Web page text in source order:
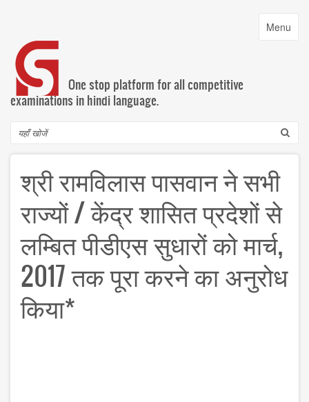
content
Toggle
Menu
One stop platform for all competitive
examinations in hindi language.
Search
श्री रामविलास पासवान ने सभी
राज्यों / केंद्र शासित प्रदेशों से
लम्बित पीडीएस सुधारों को मार्च,
2017 तक पूरा करने का अनुरोध
किया*